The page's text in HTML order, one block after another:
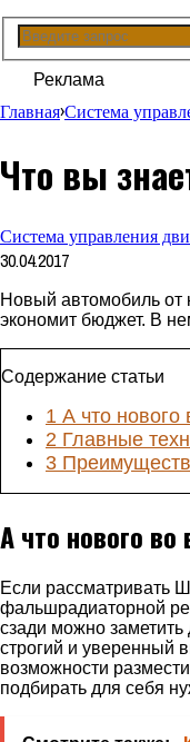
Реклама
Главная›Система
Что вы
Система управления
30.04.2017
Новый автомобиль от
экономит бюджет. В
Содержание статьи
1 А что
2 Главные
3
А что нового
Если рассматривать
фальшрадиаторной
сзади можно
строгий и уверенный
возможности
подбирать для себя